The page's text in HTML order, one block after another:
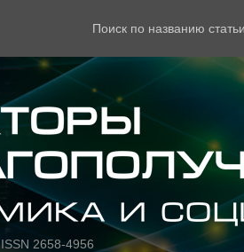
Поиск по названию
ISSN 2658-4956